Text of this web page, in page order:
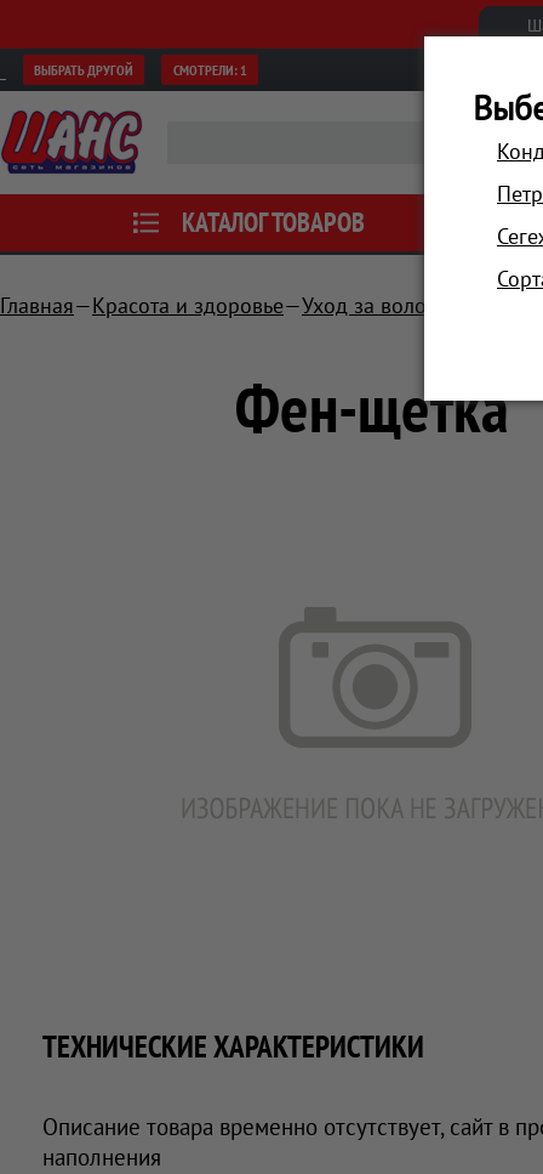
ВЫБРАТЬ ДРУГОЙ СМОТРЕЛИ: 1
КАТАЛОГ ТОВАРОВ АКЦИИ
Главная Красота и здоровье Уход за волосами
Фен-щетка
ТЕХНИЧЕСКИЕ ХАРАКТЕРИСТИКИ
Описание товара временно отсутствует, сайт в
наполнения